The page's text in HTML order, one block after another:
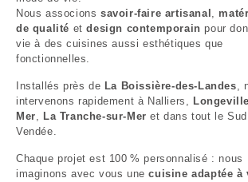
Nous associons savoir-faire artisanal ,
de qualité etdesign contemporain pour
vie à des cuisines aussi esthétiques que
fonctionnelles.
Installés près de La Boissière-des-Landes,
intervenons rapidement à Nalliers,
Mer, La Tranche-sur-Mer et dans tout le Sud
Vendée.
Chaque projet est 100 % personnalisé : nous
imaginons avec vous unecuisine adaptée à